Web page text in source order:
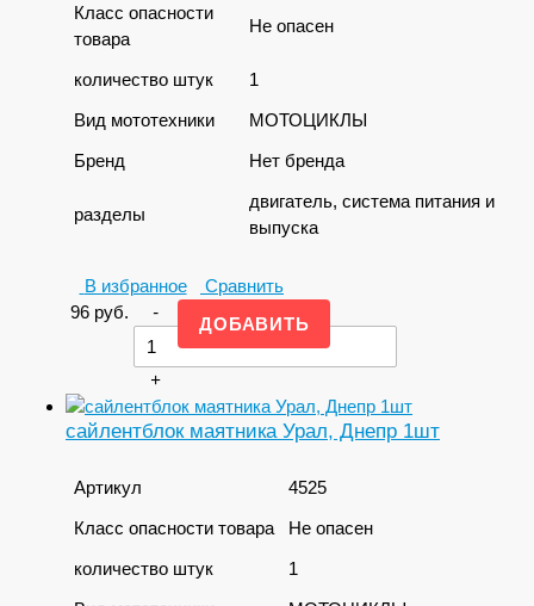
Класс опасности
товара
Не опасен
количество штук
1
Вид мототехники
МОТОЦИКЛЫ
Бренд
Нет бренда
разделы
двигатель, система питания и
выпуска
В избранное
Сравнить
96 руб. -
+
сайлентблок маятника Урал, Днепр 1шт
Артикул
4525
Класс опасности товара
Не опасен
количество штук
1